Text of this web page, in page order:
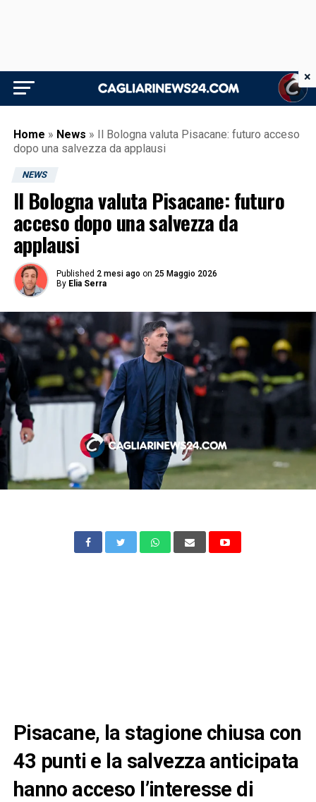
Home » News » Il Bologna valuta Pisacane: futuro acceso
dopo una salvezza da applausi
NEWS
Il Bologna valuta Pisacane: futuro
acceso dopo una salvezza da
applausi
Published 2 mesi ago on 25 Maggio 2026
By Elia Serra
Pisacane, la stagione chiusa con
43 punti e la salvezza anticipata
hanno acceso l’interesse di
×